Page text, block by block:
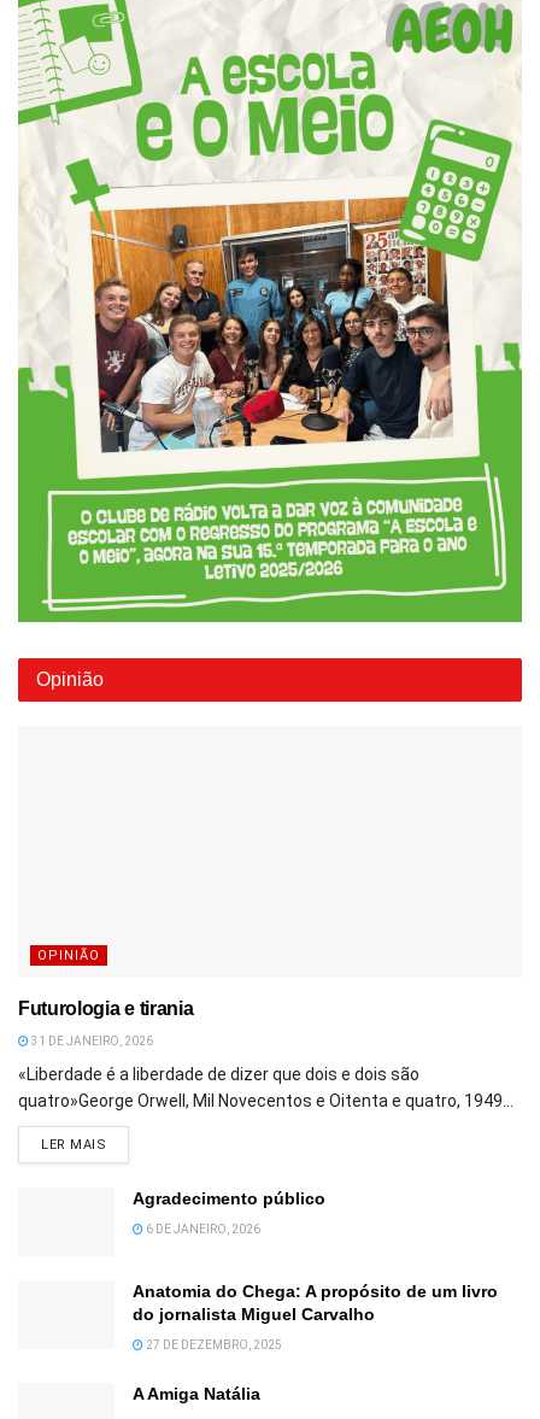
Opinião
OPINIÃO
Futurologia e tirania
31 DE JANEIRO, 2026
«Liberdade é a liberdade de dizer que dois e dois são
quatro»George Orwell, Mil Novecentos e Oitenta e quatro, 1949...
LER MAIS
Agradecimento público
6 DE JANEIRO, 2026
Anatomia do Chega: A propósito de um livro
do jornalista Miguel Carvalho
27 DE DEZEMBRO, 2025
A Amiga Natália